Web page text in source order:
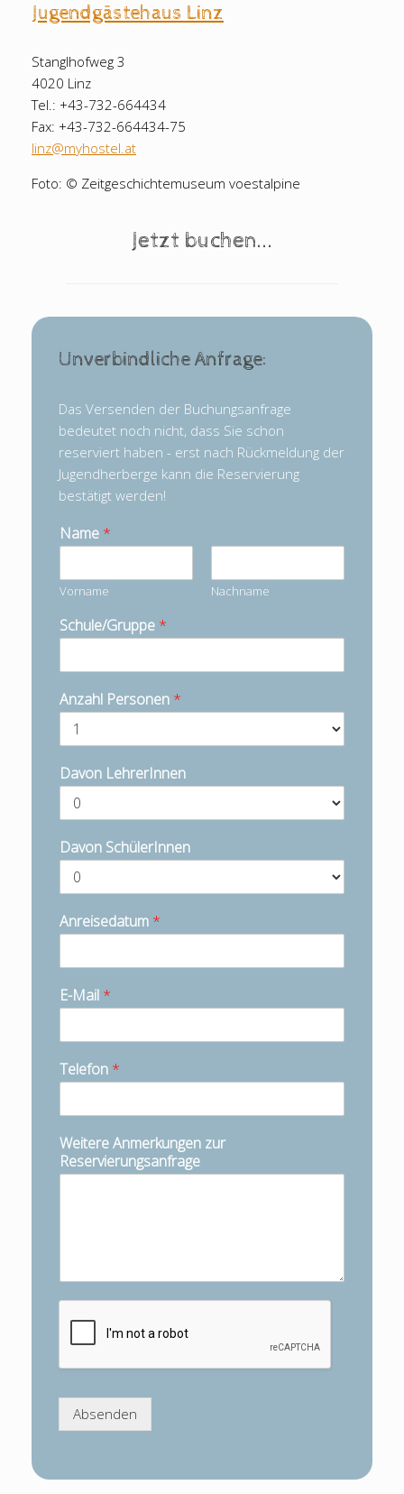
Jugendgästehaus Linz
Stanglhofweg 3
4020 Linz
Tel.: +43-732-664434
Fax: +43-732-664434-75
linz@myhostel.at
Foto: © Zeitgeschichtemuseum voestalpine
Jetzt buchen...
Unverbindliche Anfrage:
Das Versenden der Buchungsanfrage
bedeutet noch nicht, dass Sie schon
reserviert haben - erst nach Rückmeldung der
Jugendherberge kann die Reservierung
bestätigt werden!
Name *
Vorname Nachname
Schule/Gruppe *
Anzahl Personen *
Davon LehrerInnen
Davon SchülerInnen
Anreisedatum *
E-Mail *
Telefon *
Weitere Anmerkungen zur
Reservierungsanfrage
Absenden